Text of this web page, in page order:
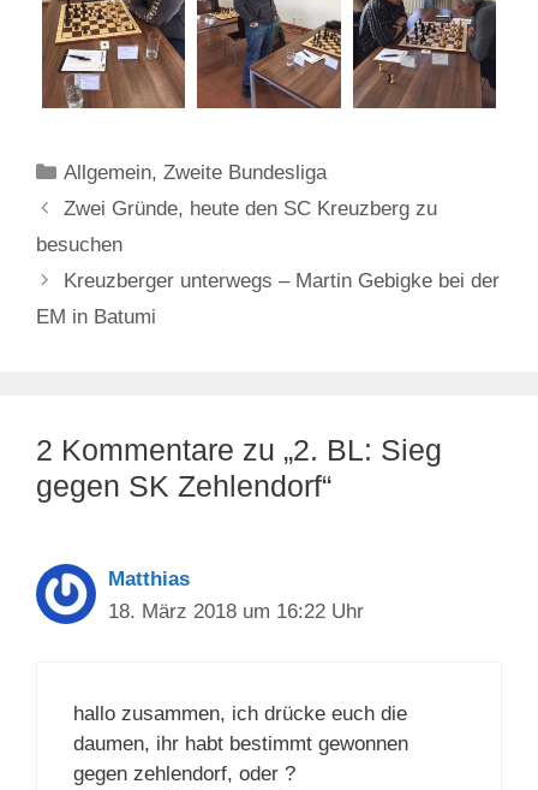
Kategorien
Allgemein,Zweite Bundesliga
Zwei Gründe, heute den SC Kreuzberg zu
besuchen
Kreuzberger unterwegs – Martin Gebigke bei der
EM in Batumi
2 Kommentare zu „2. BL: Sieg
gegen SK Zehlendorf“
Matthias
18. März 2018 um 16:22 Uhr
hallo zusammen, ich drücke euch die
daumen, ihr habt bestimmt gewonnen
gegen zehlendorf, oder ?